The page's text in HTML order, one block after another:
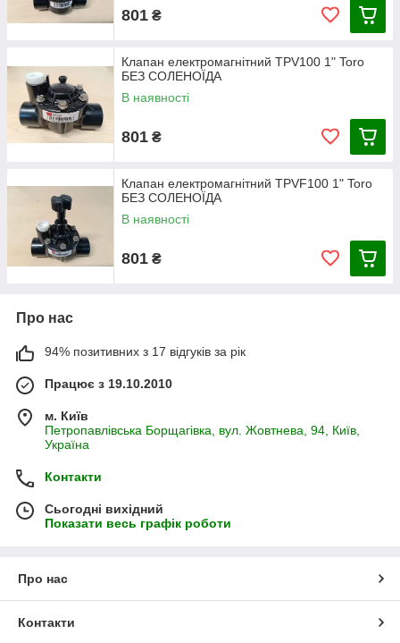
801 ₴
Клапан електромагнітний TPV100 1" Toro
БЕЗ СОЛЕНОЇДА
В наявності
801 ₴
Клапан електромагнітний TPVF100 1" Toro
БЕЗ СОЛЕНОЇДА
В наявності
801 ₴
Про нас
94% позитивних з 17 відгуків за рік
Працює з 19.10.2010
м. Київ
Петропавлівська Борщагівка, вул. Жовтнева, 94, Київ,
Україна
Контакти
Сьогодні вихідний
Показати весь графік роботи
Про нас
Контакти